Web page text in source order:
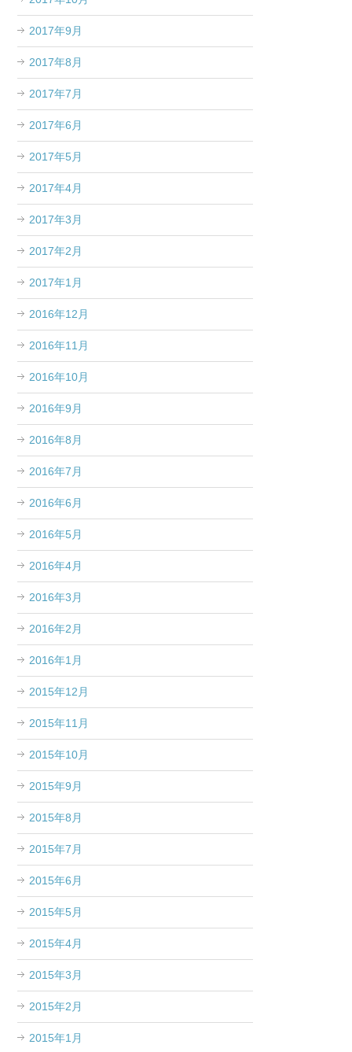
2017年9月
2017年8月
2017年7月
2017年6月
2017年5月
2017年4月
2017年3月
2017年2月
2017年1月
2016年12月
2016年11月
2016年10月
2016年9月
2016年8月
2016年7月
2016年6月
2016年5月
2016年4月
2016年3月
2016年2月
2016年1月
2015年12月
2015年11月
2015年10月
2015年9月
2015年8月
2015年7月
2015年6月
2015年5月
2015年4月
2015年3月
2015年2月
2015年1月